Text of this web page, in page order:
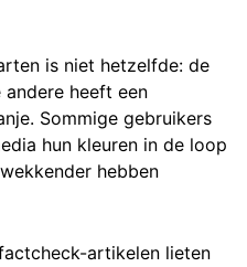
is niet hetzelfde: de
heeft een
Sommige gebruikers
hun kleuren in de loop
hebben
artikelen lieten